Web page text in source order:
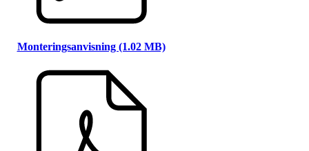
Monteringsanvisning (1.02 MB)